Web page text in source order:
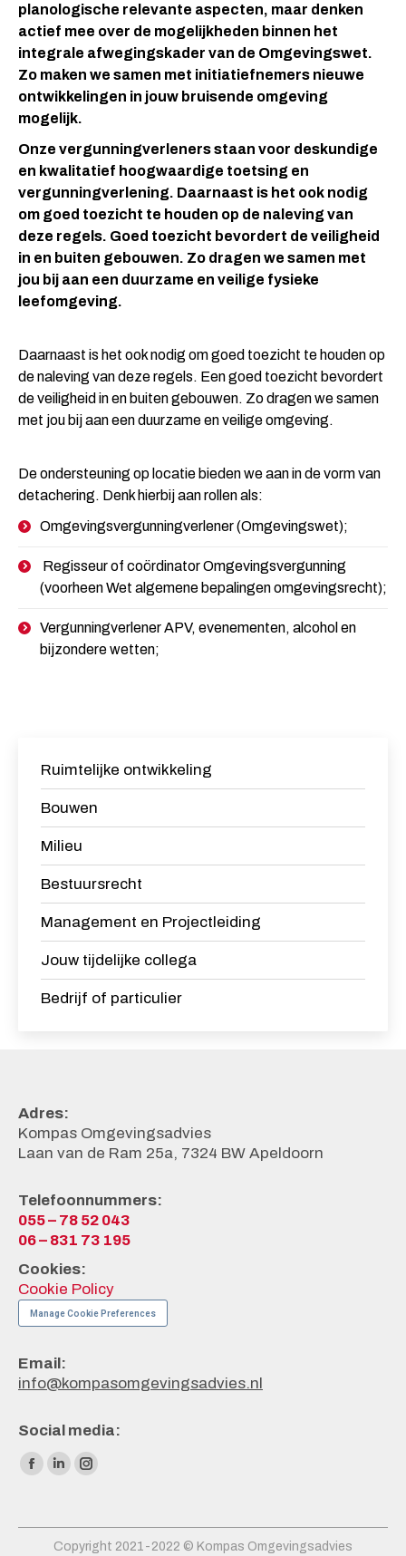
planologische relevante aspecten, maar denken
actief mee over de mogelijkheden binnen het
integrale afwegingskader van de Omgevingswet.
Zo maken we samen met initiatiefnemers nieuwe
ontwikkelingen in jouw bruisende omgeving
mogelijk.
Onze vergunningverleners staan voor deskundige
en kwalitatief hoogwaardige toetsing en
vergunningverlening. Daarnaast is het ook nodig
om goed toezicht te houden op de naleving van
deze regels. Goed toezicht bevordert de veiligheid
in en buiten gebouwen. Zo dragen we samen met
jou bij aan een duurzame en veilige fysieke
leefomgeving.
Daarnaast is het ook nodig om goed toezicht te houden op
de naleving van deze regels. Een goed toezicht bevordert
de veiligheid in en buiten gebouwen. Zo dragen we samen
met jou bij aan een duurzame en veilige omgeving.
De ondersteuning op locatie bieden we aan in de vorm van
detachering. Denk hierbij aan rollen als:
Omgevingsvergunningverlener (Omgevingswet);
Regisseur of coördinator Omgevingsvergunning
(voorheen Wet algemene bepalingen omgevingsrecht);
Vergunningverlener APV, evenementen, alcohol en
bijzondere wetten;
Ruimtelijke ontwikkeling
Bouwen
Milieu
Bestuursrecht
Management en Projectleiding
Jouw tijdelijke collega
Bedrijf of particulier
Adres:
Kompas Omgevingsadvies
Laan van de Ram 25a, 7324 BW Apeldoorn
Telefoonnummers:
055 – 78 52 043
06 – 831 73 195
Cookies:
Cookie Policy
Manage Cookie Preferences
Email:
info@kompasomgevingsadvies.nl
Social media:
Vind ons op:
Facebook
Linkedin
in
Instagram
in
Copyright 2021-2022 © Kompas Omgevingsadvies